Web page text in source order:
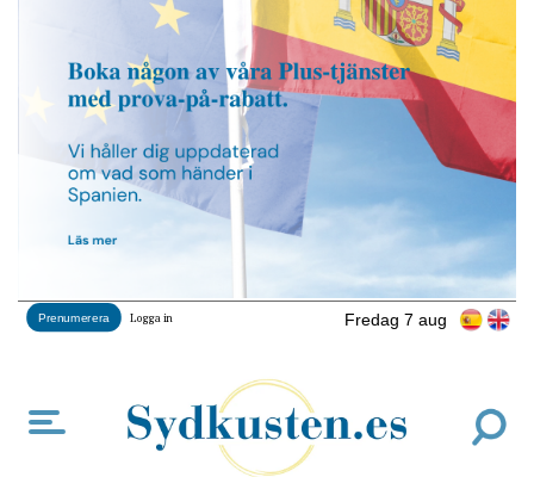
Fredag 7 aug
Prenumerera Logga in